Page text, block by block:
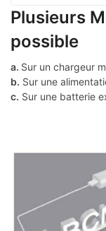
Plusieurs
possible
a. Sur un chargeur
b. Sur une
c. Sur une batterie